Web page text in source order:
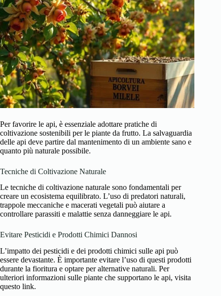
Per favorire le api, è essenziale adottare pratiche di
coltivazione sostenibili per le piante da frutto. La salvaguardia
delle api deve partire dal mantenimento di un ambiente sano e
quanto più naturale possibile.
Tecniche di Coltivazione Naturale
Le tecniche di coltivazione naturale sono fondamentali per
creare un ecosistema equilibrato. L’uso di predatori naturali,
trappole meccaniche e macerati vegetali può aiutare a
controllare parassiti e malattie senza danneggiare le api.
Evitare Pesticidi e Prodotti Chimici Dannosi
L’impatto dei pesticidi e dei prodotti chimici sulle api può
essere devastante. È importante evitare l’uso di questi prodotti
durante la fioritura e optare per alternative naturali. Per
ulteriori informazioni sulle piante che supportano le api, visita
questo link.